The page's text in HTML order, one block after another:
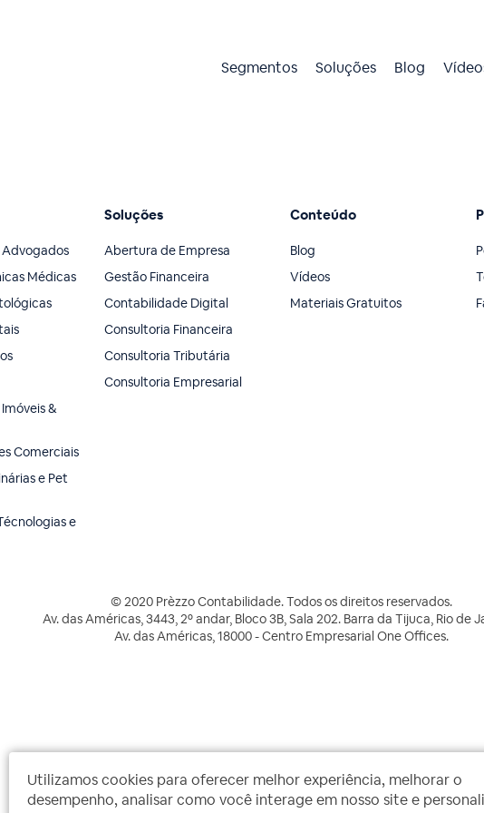
Utilizamos cookies para oferecer melhor experiência, melhorar o
desempenho, analisar como você interage em nosso site e
Segmentos Soluções Blog
Médicas
&
Comerciais
e Pet
e
Soluções
Abertura de Empresa
Gestão Financeira
Contabilidade Digital
Consultoria Financeira
Consultoria Tributária
Consultoria Empresarial
Conteúdo
Blog
Vídeos
Materiais Gratuitos
© 2020 Prèzzo Contabilidade. Todos os direitos reservados.
Av. das Américas, 3443, 2º andar, Bloco 3B, Sala 202. Barra da Tijuca, Rio de
Av. das Américas, 18000 - Centro Empresarial One Offices.